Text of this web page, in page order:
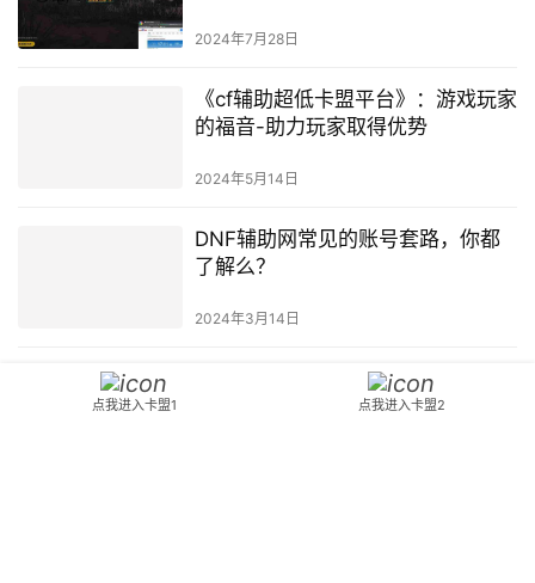
2024年7月28日
《cf辅助超低卡盟平台》：游戏玩家
的福音-助力玩家取得优势
2024年5月14日
DNF辅助网常见的账号套路，你都
了解么？
2024年3月14日
dnf金身辅助-dnf游戏金身辅助工具
点我进入卡盟1 点我进入卡盟2